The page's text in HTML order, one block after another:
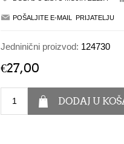
Jedninični proizvod: 124730
€27,00